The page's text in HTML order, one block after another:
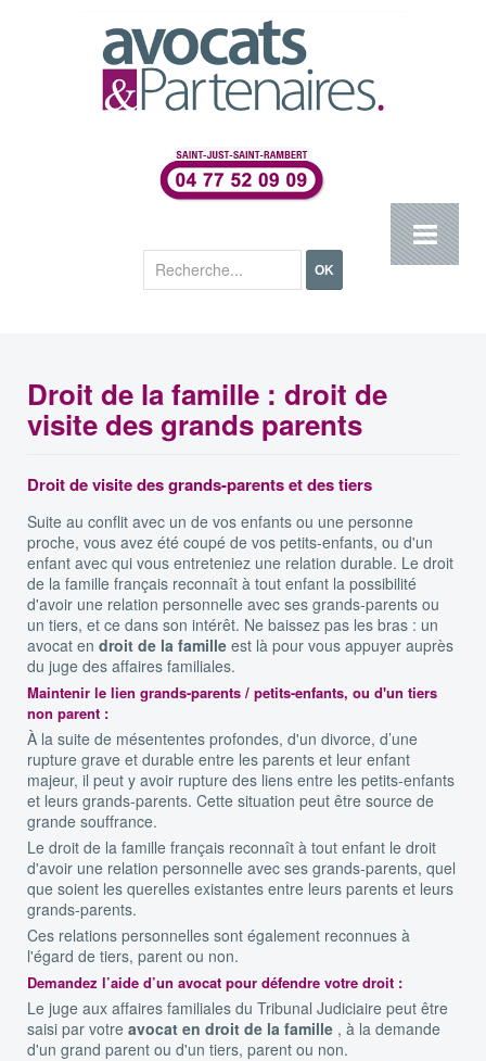
OK
Droit de la famille : droit de
visite des grands parents
Droit de visite des grands-parents et des tiers
Suite au conflit avec un de vos enfants ou une personne
proche, vous avez été coupé de vos petits-enfants, ou d'un
enfant avec qui vous entreteniez une relation durable. Le droit
de la famille français reconnaît à tout enfant la possibilité
d'avoir une relation personnelle avec ses grands-parents ou
un tiers, et ce dans son intérêt. Ne baissez pas les bras : un
avocat en droit de la famille est là pour vous appuyer auprès
du juge des affaires familiales.
Maintenir le lien grands-parents / petits-enfants, ou d'un tiers
non parent :
À la suite de mésententes profondes, d'un divorce, d’une
rupture grave et durable entre les parents et leur enfant
majeur, il peut y avoir rupture des liens entre les petits-enfants
et leurs grands-parents. Cette situation peut être source de
grande souffrance.
Le droit de la famille français reconnaît à tout enfant le droit
d'avoir une relation personnelle avec ses grands-parents, quel
que soient les querelles existantes entre leurs parents et leurs
grands-parents.
Ces relations personnelles sont également reconnues à
l'égard de tiers, parent ou non.
Demandez l’aide d’un avocat pour défendre votre droit :
Le juge aux affaires familiales du Tribunal Judiciaire peut être
saisi par votre avocat en droit de la famille , à la demande
d'un grand parent ou d'un tiers, parent ou non.